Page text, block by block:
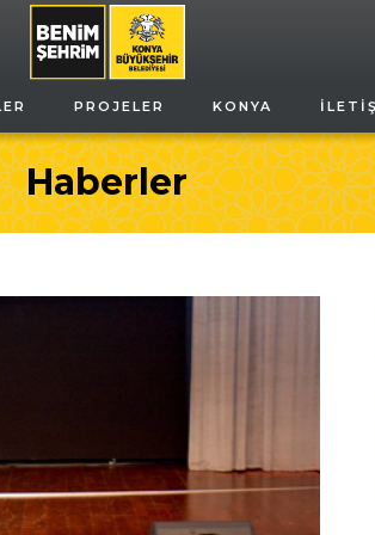
PROJELER KONYA
Haberler